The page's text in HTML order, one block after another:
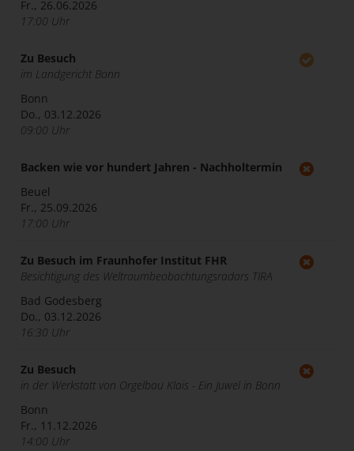
Fr., 26.06.2026
17:00 Uhr
Zu Besuch
im Landgericht Bonn
Bonn
Do., 03.12.2026
09:00 Uhr
Backen wie vor hundert Jahren - Nachholtermin
Beuel
Fr., 25.09.2026
17:00 Uhr
Zu Besuch im Fraunhofer Institut FHR
Besichtigung des Weltraumbeobachtungsradars TIRA
Bad Godesberg
Do., 03.12.2026
16:30 Uhr
Zu Besuch
in der Werkstatt von Orgelbau Klais - Ein Juwel in Bonn
Bonn
Fr., 11.12.2026
14:00 Uhr